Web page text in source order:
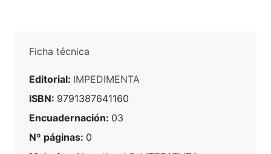
Ficha técnica
Editorial: IMPEDIMENTA
ISBN: 9791387641160
Encuadernación: 03
Nº páginas: 0